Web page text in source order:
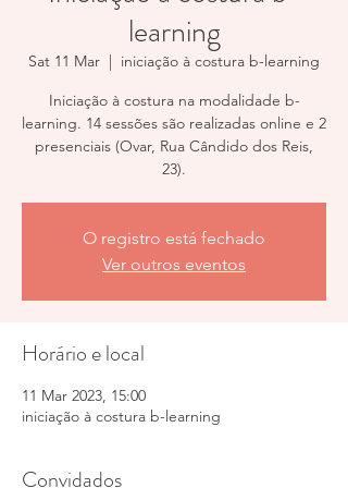
learning
Sat 11 Mar
  |
iniciação à costura b-learning
Iniciação à costura na modalidade b-
learning. 14 sessões são realizadas online e 2
presenciais (Ovar, Rua Cândido dos Reis,
23).
O registro está fechado
Ver outros eventos
Horário e local
11 Mar 2023, 15:00
iniciação à costura b-learning
Convidados